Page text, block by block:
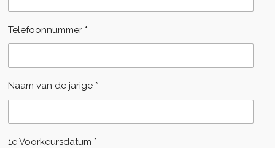
Telefoonnummer *
Naam van de jarige *
1e Voorkeursdatum *